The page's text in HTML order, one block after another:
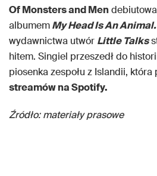
Of Monsters and Men
albumemMy Head Is An Animal.
wydawnictwa utwór Little Talks
hitem. Singiel przeszedł do
piosenka zespołu z Islandii, która
streamów na Spotify.
Źródło: materiały prasowe